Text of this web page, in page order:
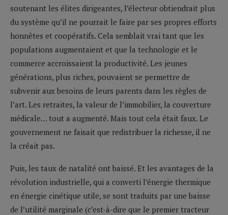
soutenant les élites dirigeantes, l’électeur obtiendrait plus
du système qu’il ne pourrait le faire par ses propres efforts
honnêtes et coopératifs. Cela semblait vrai tant que les
populations augmentaient et que la technologie et le
commerce accroissaient la productivité. Les jeunes
générations, plus riches, pouvaient se permettre de
subvenir aux besoins de leurs parents dans les règles de
l’art. Les retraites, la valeur de l’immobilier, la couverture
médicale… tout a augmenté. Mais tout cela était faux. Le
gouvernement ne faisait que redistribuer la richesse, il ne
la créait pas.
Puis, les taux de natalité ont baissé. Et les avantages de la
révolution industrielle, qui a converti l’énergie thermique
en énergie cinétique utile, se sont traduits par une baisse
de l’utilité marginale (c’est-à-dire que le premier tracteur